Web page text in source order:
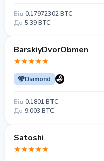
Від 0.17972302 BTC
До 5.39 BTC
BarskiyDvorObmen
Diamond
Від 0.1801 BTC
До 9.003 BTC
Satoshi